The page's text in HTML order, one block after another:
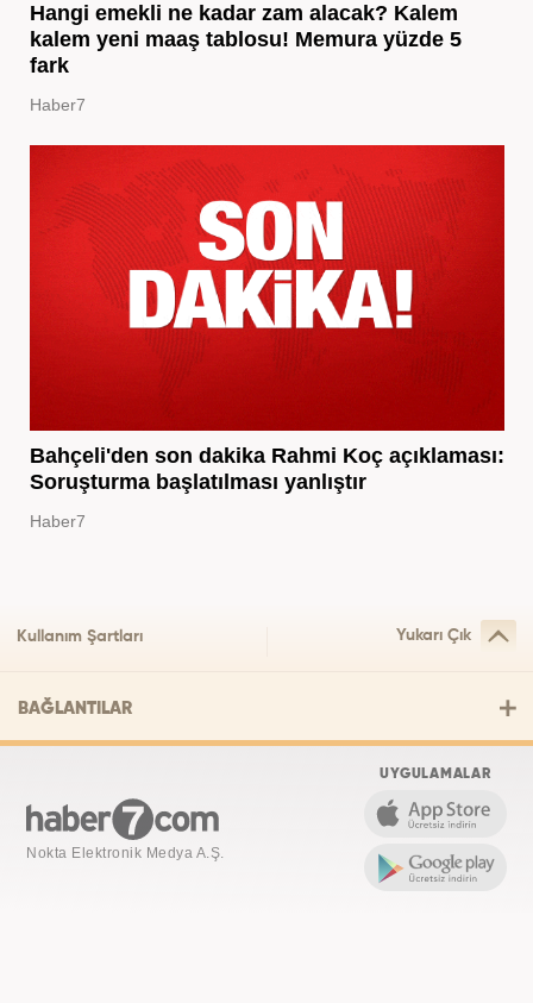
Hangi emekli ne kadar zam alacak? Kalem
kalem yeni maaş tablosu! Memura yüzde 5
fark
Haber7
Bahçeli'den son dakika Rahmi Koç açıklaması:
Soruşturma başlatılması yanlıştır
Haber7
Kullanım Şartları Yukarı Çık
BAĞLANTILAR
Nokta Elektronik Medya A.Ş.
UYGULAMALAR